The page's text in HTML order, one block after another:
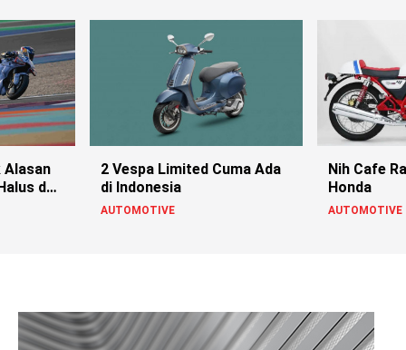
Alasan
dan
2 Vespa Limited Cuma Ada
di Indonesia
AUTOMOTIVE
Nih Cafe
Honda
AUTOMOTIVE